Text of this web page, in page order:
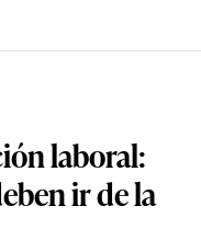
laboral:
ir de la